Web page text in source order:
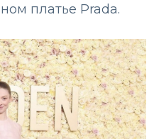
платье Prada.